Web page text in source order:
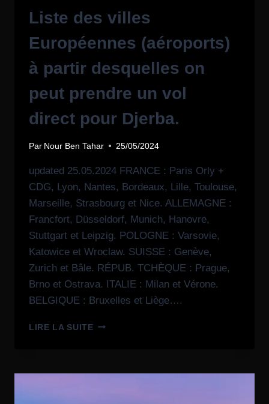
Liste des villes
Européennes (aéroports)
à partir desquelles on
peut prendre un vol
direct pour Djerba.
Par Nour Ben Tahar 25/05/2024
updated 25.05.2024 FRANCE : Paris Orly +
CDG, Lyon, Nantes, Bordeaux, Lille, Toulouse,
Marseille, Strasbourg et Nice. ALLEMAGNE :
Francfort, Düsseldorf, Munich, Hanovre,
Stuttgart et Leipzig. POLOGNE : Varsovie,
Katowice et Wroclaw. SUISSE : Genève,
Zurich et Bâle. RÉPUB. TCHÈQUE : Prague,
Brno et Ostrava. ITALIE : Milan et Vérone.
BELGIQUE : Bruxelles et Liège….
LIRE LA SUITE